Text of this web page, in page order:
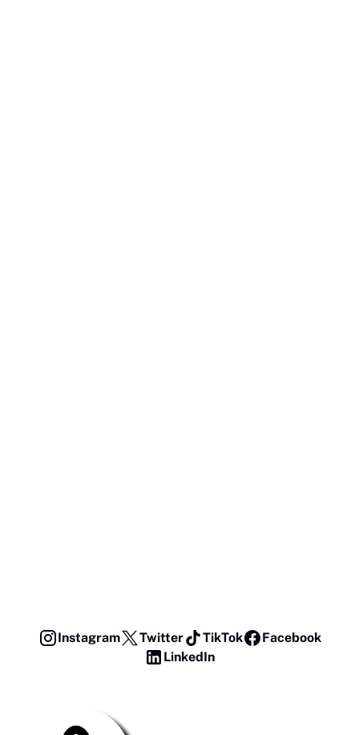
Instagram Twitter TikTok
Facebook
LinkedIn